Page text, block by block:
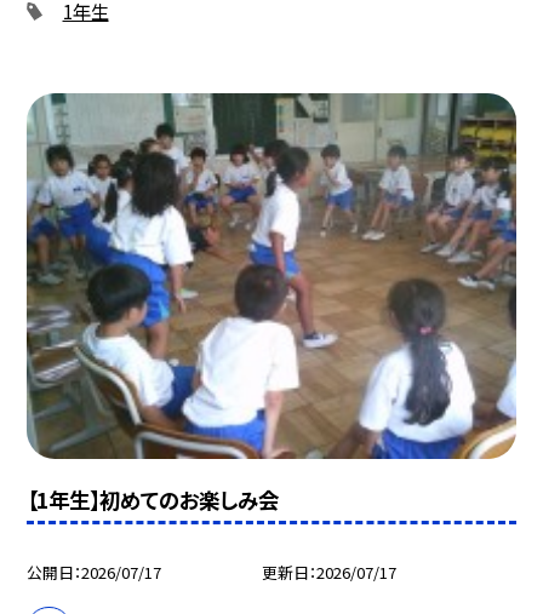
1年生
【1年生】初めてのお楽しみ会
公開日 2026/07/17 更新日 2026/07/17